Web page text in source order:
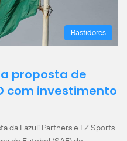
Bastidores
proposta de
com investimento
da Lazuli Partners e LZ Sports